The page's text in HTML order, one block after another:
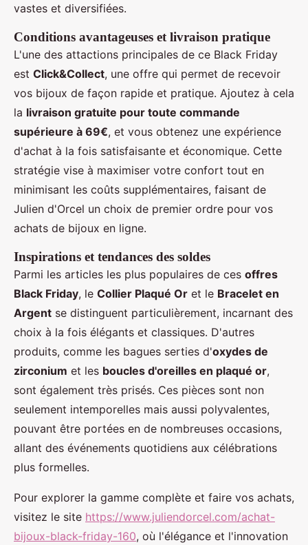
vastes et diversifiées.
Conditions avantageuses et livraison pratique
L'une des attactions principales de ce Black Friday
est Click&Collect, une offre qui permet de recevoir
vos bijoux de façon rapide et pratique. Ajoutez à cela
la livraison gratuite pour toute commande
supérieure à 69€, et vous obtenez une expérience
d'achat à la fois satisfaisante et économique. Cette
stratégie vise à maximiser votre confort tout en
minimisant les coûts supplémentaires, faisant de
Julien d'Orcel un choix de premier ordre pour vos
achats de bijoux en ligne.
Inspirations et tendances des soldes
Parmi les articles les plus populaires de ces offres
Black Friday, le Collier Plaqué Or et le Bracelet en
Argent se distinguent particulièrement, incarnant des
choix à la fois élégants et classiques. D'autres
produits, comme les bagues serties d'oxydes de
zirconium et les boucles d'oreilles en plaqué or,
sont également très prisés. Ces pièces sont non
seulement intemporelles mais aussi polyvalentes,
pouvant être portées en de nombreuses occasions,
allant des événements quotidiens aux célébrations
plus formelles.
Pour explorer la gamme complète et faire vos achats,
visitez le site https://www.juliendorcel.com/achat-
bijoux-black-friday-160, où l'élégance et l'innovation